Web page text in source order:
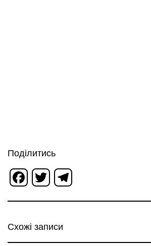
Поділитись
Facebook
Twitter
Схожі записи